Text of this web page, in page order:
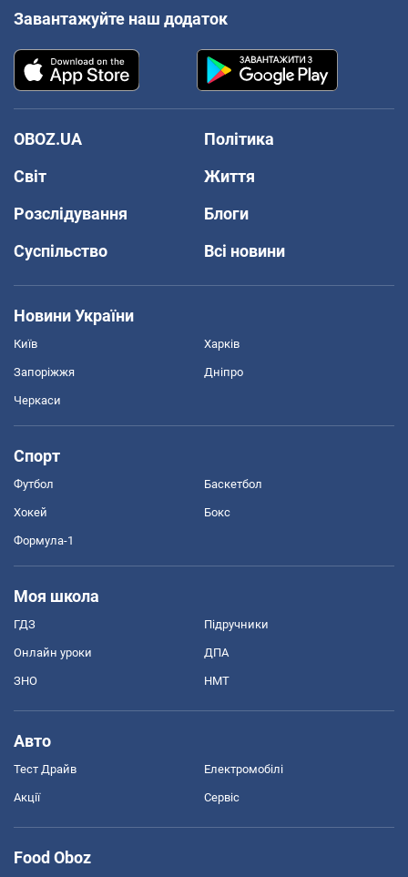
Завантажуйте наш додаток
OBOZ.UA
Політика
Світ
Життя
Розслідування
Блоги
Суспільство
Всі новини
Новини України
Київ Харків
Запоріжжя Дніпро
Черкаси
Спорт
Футбол Баскетбол
Хокей Бокс
Формула-1
Моя школа
ГДЗ Підручники
Онлайн уроки ДПА
ЗНО НМТ
Авто
Тест Драйв Електромобілі
Акції Сервіс
Food Oboz